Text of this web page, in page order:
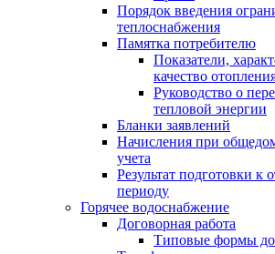
Порядок введения
теплоснабжения
Памятка потребителю
Показатели,
качество
Руководство о
тепловой энергии
Бланки заявлений
Начисления при
учета
Результат подготовки к
периоду
Горячее водоснабжение
Договорная работа
Типовые формы